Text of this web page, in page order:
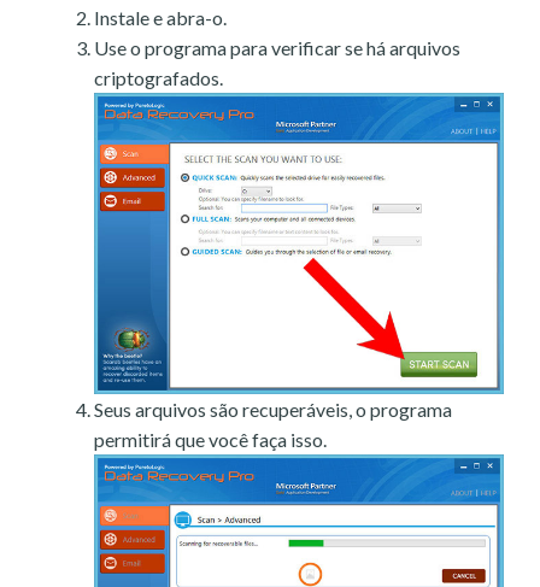
Instale e abra-o.
Use o programa para verificar se há arquivos
criptografados.
Seus arquivos são recuperáveis, o programa
permitirá que você faça isso.